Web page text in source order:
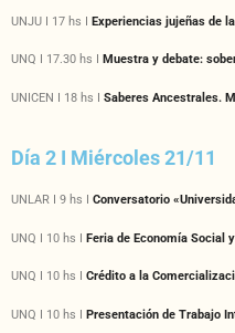
UNJU I 17 hs I Experiencias jujeñas de
UNQ I 17.30 hs I Muestra y debate:
UNICEN I 18 hs I Saberes Ancestrales.
Día 2 I Miércoles 21/11
UNLAR I 9 hs I Conversatorio
UNQ I 10 hs I Feria de Economía Social
UNQ I 10 hs I Crédito a la
UNQ I 10 hs I Presentación de Trabajo